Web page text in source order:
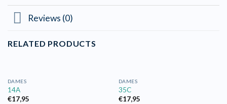
Reviews (0)
RELATED PRODUCTS
DAMES
14A
€17,95
DAMES
35C
€17,95